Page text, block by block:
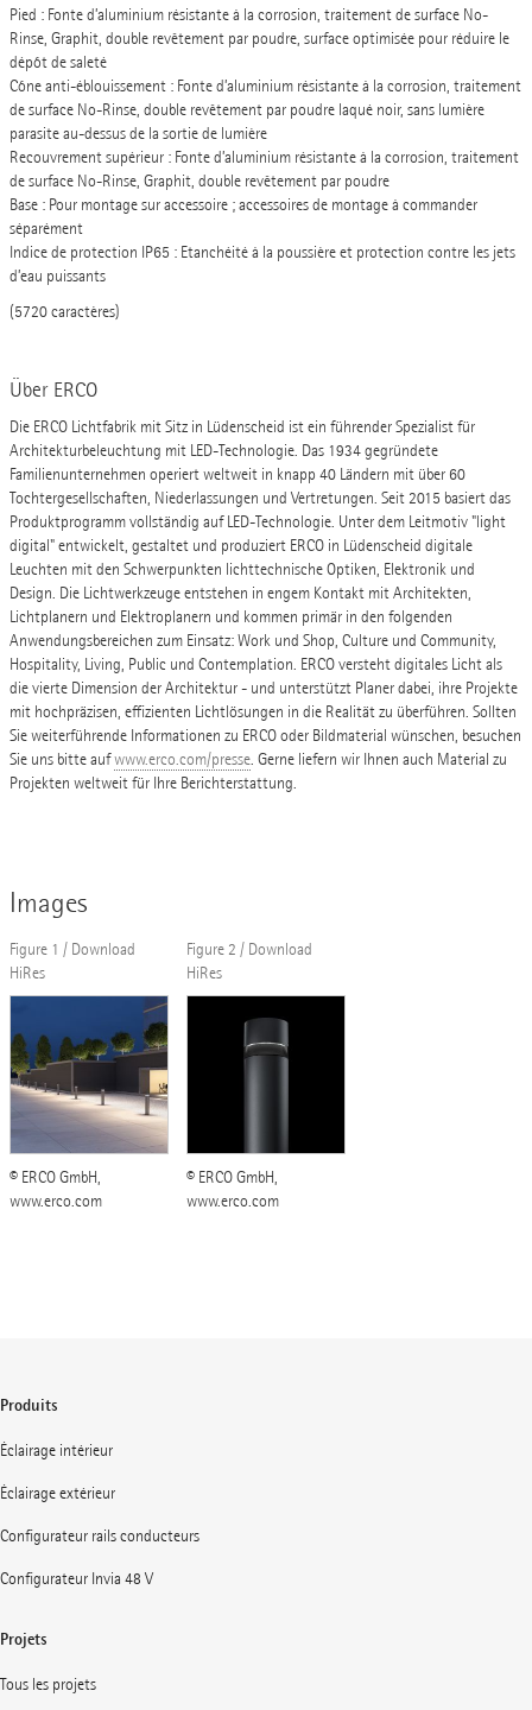
Pied : Fonte d’aluminium résistante à la corrosion, traitement de surface No-
Rinse, Graphit, double revêtement par poudre, surface optimisée pour réduire le
dépôt de saleté
Cône anti-éblouissement : Fonte d’aluminium résistante à la corrosion, traitement
de surface No-Rinse, double revêtement par poudre laqué noir, sans lumière
parasite au-dessus de la sortie de lumière
Recouvrement supérieur : Fonte d’aluminium résistante à la corrosion, traitement
de surface No-Rinse, Graphit, double revêtement par poudre
Base : Pour montage sur accessoire ; accessoires de montage à commander
séparément
Indice de protection IP65 : Etanchéité à la poussière et protection contre les jets
d’eau puissants
(5720 caractères)
Über ERCO
Die ERCO Lichtfabrik mit Sitz in Lüdenscheid ist ein führender Spezialist für
Architekturbeleuchtung mit LED-Technologie. Das 1934 gegründete
Familienunternehmen operiert weltweit in knapp 40 Ländern mit über 60
Tochtergesellschaften, Niederlassungen und Vertretungen. Seit 2015 basiert das
Produktprogramm vollständig auf LED-Technologie. Unter dem Leitmotiv "light
digital" entwickelt, gestaltet und produziert ERCO in Lüdenscheid digitale
Leuchten mit den Schwerpunkten lichttechnische Optiken, Elektronik und
Design. Die Lichtwerkzeuge entstehen in engem Kontakt mit Architekten,
Lichtplanern und Elektroplanern und kommen primär in den folgenden
Anwendungsbereichen zum Einsatz: Work und Shop, Culture und Community,
Hospitality, Living, Public und Contemplation. ERCO versteht digitales Licht als
die vierte Dimension der Architektur - und unterstützt Planer dabei, ihre Projekte
mit hochpräzisen, effizienten Lichtlösungen in die Realität zu überführen. Sollten
Sie weiterführende Informationen zu ERCO oder Bildmaterial wünschen, besuchen
Sie uns bitte aufwww.erco.com/presse. Gerne liefern wir Ihnen auch Material zu
Projekten weltweit für Ihre Berichterstattung.
Images
Figure 1 / Download
HiRes
© ERCO GmbH,
www.erco.com
Figure 2 / Download
HiRes
© ERCO GmbH,
www.erco.com
Produits
Éclairage intérieur
Éclairage extérieur
Configurateur rails conducteurs
Configurateur Invia 48 V
Projets
Tous les projets